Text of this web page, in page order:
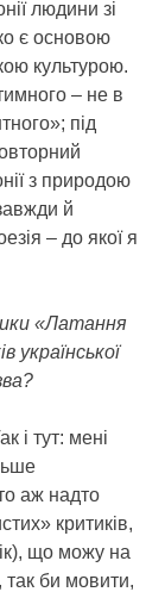
людини зі
є основою
культурою.
– не в
під
з природою
й
– до якої я
«Латання
української
і тут: мені
аж надто
критиків,
що можу на
би мовити,